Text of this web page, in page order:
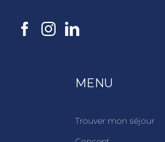
MENU
Trouver mon séjour